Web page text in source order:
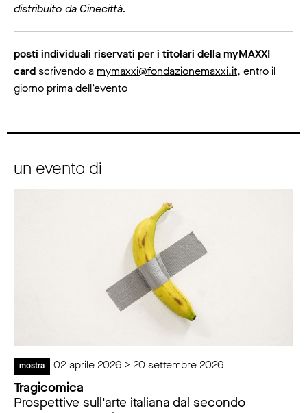
distribuito da Cinecittà.
posti individuali riservati per i titolari della myMAXXI
cardscrivendo a mymaxxi@fondazionemaxxi.it, entro il
giorno prima dell’evento
un evento di
mostra 02 aprile 2026 > 20 settembre 2026
Tragicomica
Prospettive sull'arte italiana dal secondo